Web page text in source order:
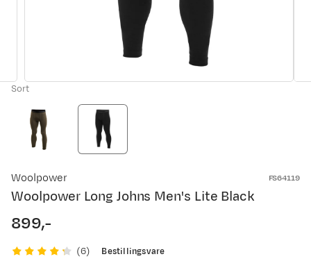
Sort
Woolpower FS64119
Woolpower Long Johns Men's Lite Black
price
899,-
(6)
Bestillingsvare